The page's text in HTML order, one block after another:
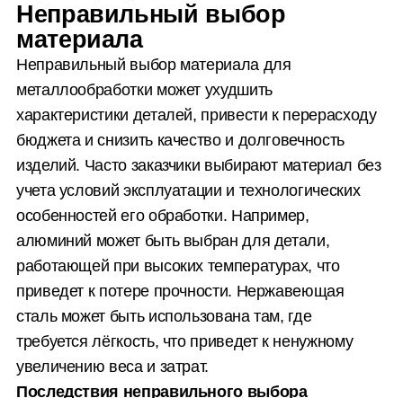
Неправильный выбор
материала
Неправильный выбор материала для
металлообработки может ухудшить
характеристики деталей, привести к перерасходу
бюджета и снизить качество и долговечность
изделий. Часто заказчики выбирают материал без
учета условий эксплуатации и технологических
особенностей его обработки. Например,
алюминий может быть выбран для детали,
работающей при высоких температурах, что
приведет к потере прочности. Нержавеющая
сталь может быть использована там, где
требуется лёгкость, что приведет к ненужному
увеличению веса и затрат.
Последствия неправильного выбора